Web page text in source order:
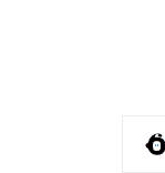
역
주
절